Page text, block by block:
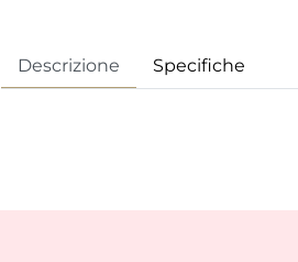
Descrizione Specifiche